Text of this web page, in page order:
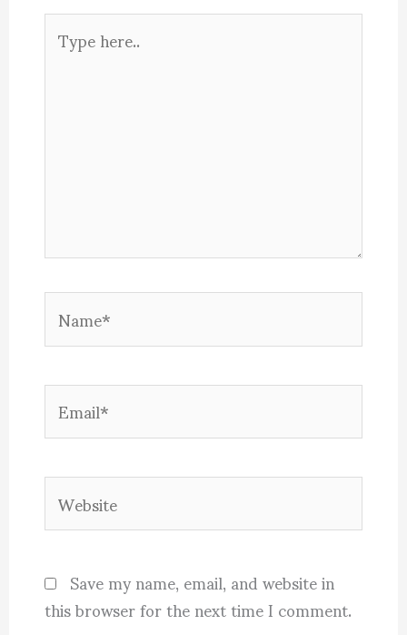
Type
here..
Name*
Email*
Website
Save my name, email, and website in
this browser for the next time I comment.